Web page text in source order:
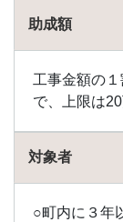
助成額
工事金額の
で、上限は20
対象者
○町内に３年